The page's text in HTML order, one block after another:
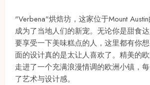
"Verbena"烘焙坊，这家位于Mount
成为了当地人们的新宠。无论你是甜食
要享受一下美味糕点的人，这里都有你
面的设计真的是太让人喜欢了。精美的
走进了一个充满浪漫情调的欧洲小镇，
了艺术与设计感。